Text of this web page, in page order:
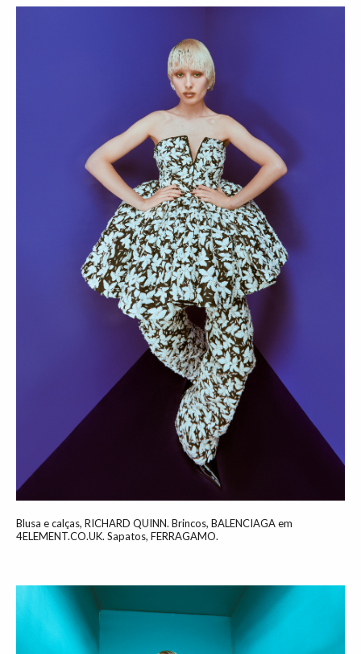
Blusa e calças, RICHARD QUINN. Brincos, BALENCIAGA em
4ELEMENT.CO.UK. Sapatos, FERRAGAMO.